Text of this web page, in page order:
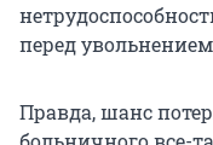
перед
Правда, шанс